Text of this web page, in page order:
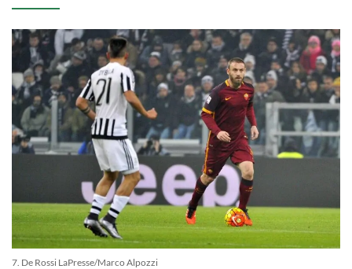
7. De Rossi LaPresse/Marco Alpozzi